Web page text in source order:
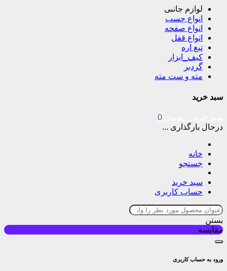
لوازم جانبی
انواع چسب
انواع صفحه
انواع قفل
تیغ اره
کیف_ابزار
گردبر
مته و ست مته
سبد خرید
0
درحال بارگذاری ...
خانه
جستجو
سبد خرید
حساب کاربری
بستن
مقایسه
ورود به حساب کاربری